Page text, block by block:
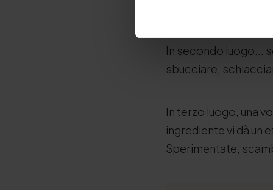
per i vostri capelli
In secondo luogo...
sbucciare,
In terzo luogo, una
ingrediente vi dà
Sperimentate,